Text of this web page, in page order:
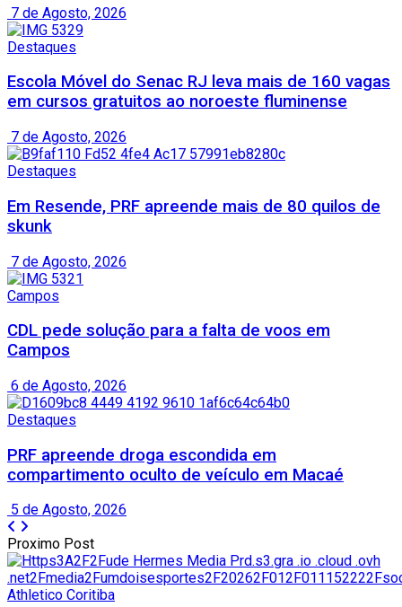
7 de Agosto, 2026
Destaques
Escola Móvel do Senac RJ leva mais de 160 vagas
em cursos gratuitos ao noroeste fluminense
7 de Agosto, 2026
Destaques
Em Resende, PRF apreende mais de 80 quilos de
skunk
7 de Agosto, 2026
Campos
CDL pede solução para a falta de voos em
Campos
6 de Agosto, 2026
Destaques
PRF apreende droga escondida em
compartimento oculto de veículo em Macaé
5 de Agosto, 2026
Proximo Post